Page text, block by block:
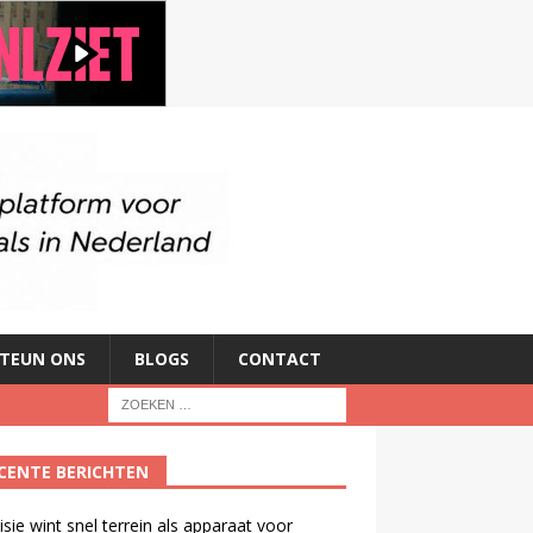
ONS BLOGS CONTACT
BERICHTEN
wint snel terrein als apparaat voor